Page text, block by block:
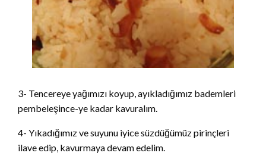
3- Tencereye yağımızı koyup, ayıkladığımız bademleri
pembeleşince-ye kadar kavuralım.
4- Yıkadığımız ve suyunu iyice süzdüğümüz pirinçleri
ilave edip, kavurmaya devam edelim.